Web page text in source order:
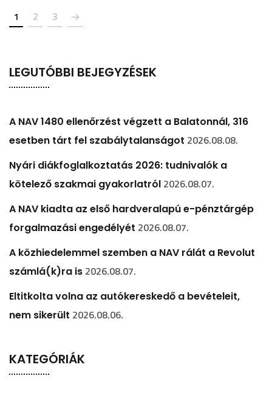
1 2 3
LEGUTÓBBI BEJEGYZÉSEK
A NAV 1480 ellenőrzést végzett a Balatonnál, 316
esetben tárt fel szabálytalanságot 2026.08.08.
Nyári diákfoglalkoztatás 2026: tudnivalók a
kötelező szakmai gyakorlatról 2026.08.07.
A NAV kiadta az első hardveralapú e-pénztárgép
forgalmazási engedélyét 2026.08.07.
A közhiedelemmel szemben a NAV rálát a Revolut
számlá(k)ra is 2026.08.07.
Eltitkolta volna az autókereskedő a bevételeit,
nem sikerült 2026.08.06.
KATEGÓRIÁK